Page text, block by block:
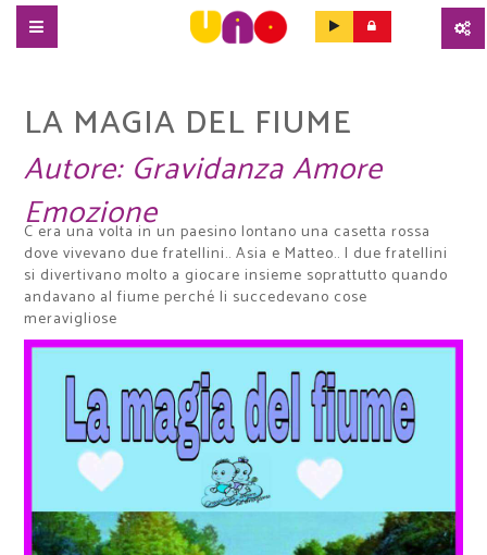
CONTENUTO
PRINCIPALE
LA MAGIA DEL FIUME
Autore: Gravidanza Amore
Emozione
C era una volta in un paesino lontano una casetta rossa
dove vivevano due fratellini.. Asia e Matteo.. I due fratellini
si divertivano molto a giocare insieme soprattutto quando
andavano al fiume perché li succedevano cose
meravigliose